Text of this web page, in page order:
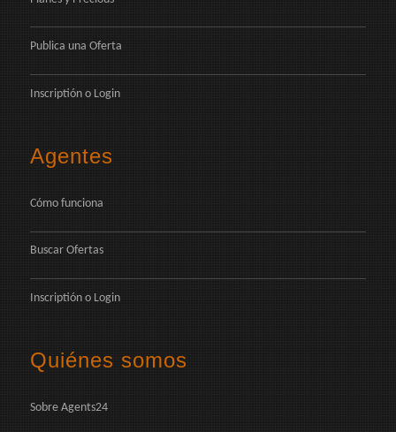
Publica una Oferta
Inscriptión o Login
Agentes
Cómo funciona
Buscar Ofertas
Inscriptión o Login
Quiénes somos
Sobre Agents24